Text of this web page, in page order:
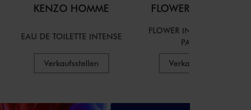
KENZO HOMME
EAU DE TOILETTE INTENSE
Verkaufsstellen
FLOWER BY KENZO
FLOWER INDIGO EAU DE
PARFUM
Verkaufsstellen